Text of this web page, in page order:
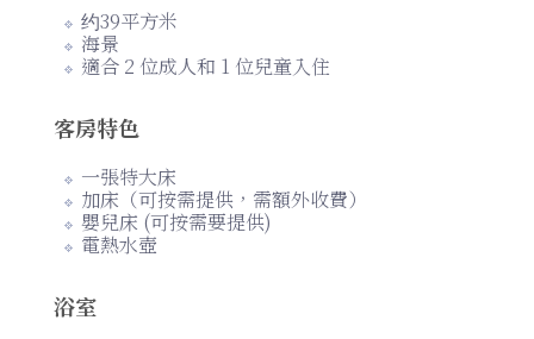
约39平方米
海景
適合 2 位成人和 1 位兒童入住
客房特色
一張特大床
加床（可按需提供，需額外收費）
嬰兒床 (可按需要提供)
電熱水壺
浴室